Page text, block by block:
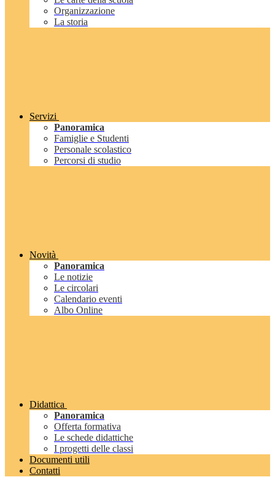
Organizzazione
La storia
Servizi
Panoramica
Famiglie e Studenti
Personale scolastico
Percorsi di studio
Novità
Panoramica
Le notizie
Le circolari
Calendario eventi
Albo Online
Didattica
Panoramica
Offerta formativa
Le schede didattiche
I progetti delle classi
Documenti utili
Contatti